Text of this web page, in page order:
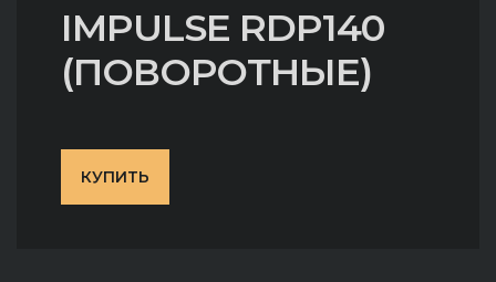
IMPULSE RDP140
(ПОВОРОТНЫЕ)
КУПИТЬ